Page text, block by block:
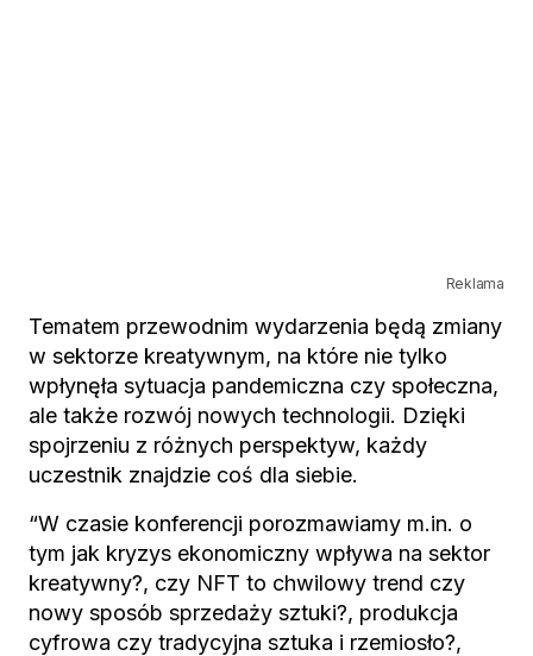
Reklama
Tematem przewodnim wydarzenia będą zmiany
w sektorze kreatywnym, na które nie tylko
wpłynęła sytuacja pandemiczna czy społeczna,
ale także rozwój nowych technologii. Dzięki
spojrzeniu z różnych perspektyw, każdy
uczestnik znajdzie coś dla siebie.
“W czasie konferencji porozmawiamy m.in. o
tym jak kryzys ekonomiczny wpływa na sektor
kreatywny?, czy NFT to chwilowy trend czy
nowy sposób sprzedaży sztuki?, produkcja
cyfrowa czy tradycyjna sztuka i rzemiosło?,